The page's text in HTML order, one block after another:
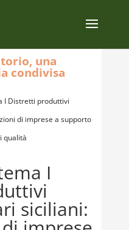
I Distretti produttivi
di imprese a supporto
I
siciliani:
una
condivisa